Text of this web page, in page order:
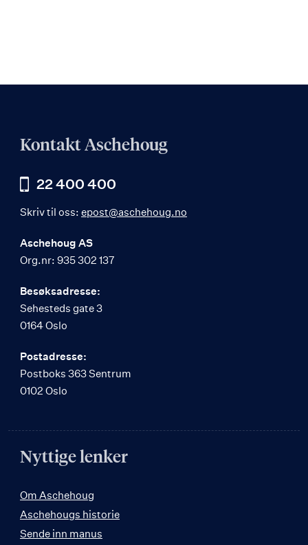
Kontakt Aschehoug
22 400 400
Skriv til oss: epost@aschehoug.no
Aschehoug AS
Org.nr: 935 302 137
Besøksadresse:
Sehesteds gate 3
0164 Oslo
Postadresse:
Postboks 363 Sentrum
0102 Oslo
Nyttige lenker
Om Aschehoug
Aschehougs historie
Sende inn manus